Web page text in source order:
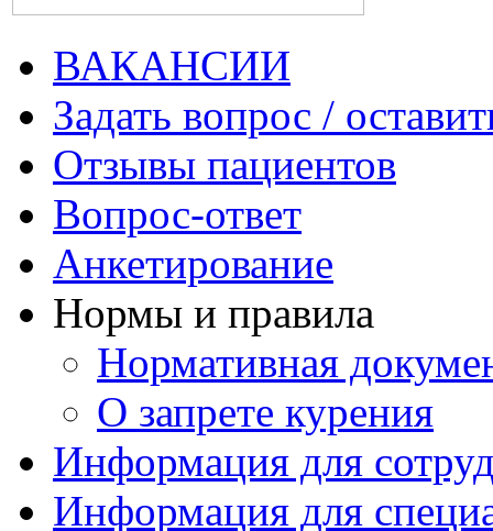
ВАКАНСИИ
Задать вопрос /
Отзывы пациентов
Вопрос-ответ
Анкетирование
Нормы и правила
Нормативная
О запрете курения
Информация для
Информация для